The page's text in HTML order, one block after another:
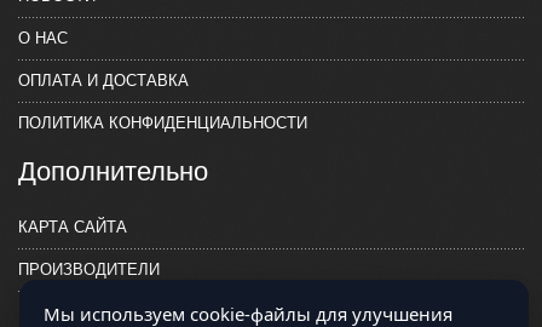
О НАС
ОПЛАТА И ДОСТАВКА
ПОЛИТИКА КОНФИДЕНЦИАЛЬНОСТИ
Дополнительно
КАРТА САЙТА
ПРОИЗВОДИТЕЛИ
КОНТАКТЫ
Мы используем cookie-файлы для улучшения